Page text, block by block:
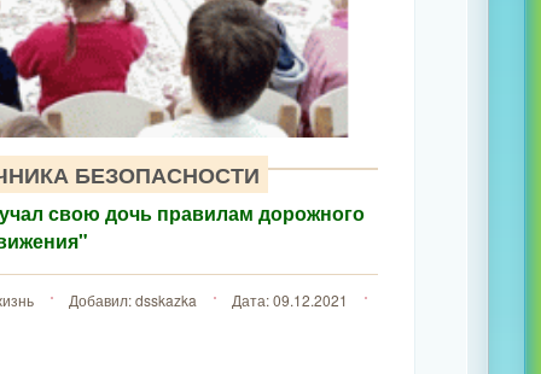
БЕЗОПАСНОСТИ
свою дочь правилам дорожного
Добавил: dsskazka Дата:09.12.2021